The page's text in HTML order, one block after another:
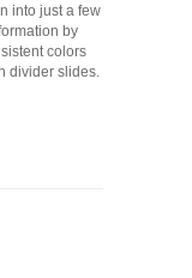
into just a few
by
colors
divider slides.